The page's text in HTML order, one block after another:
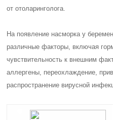
от отоларинголога.
На появление насморка у
различные факторы, включая
чувствительность к внешним
аллергены, переохлаждение,
распространение вирусной